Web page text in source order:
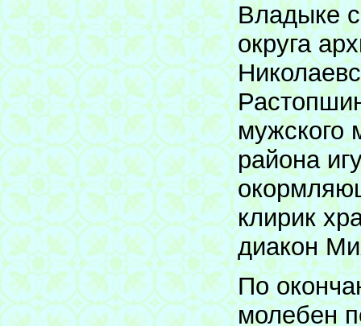
Владыке
округа
мужского
района
клирик
диакон
По
молебен